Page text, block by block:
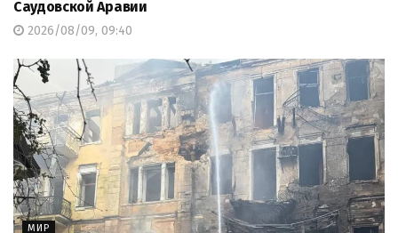
Саудовской Аравии
2026/08/09, 09:40
МИР